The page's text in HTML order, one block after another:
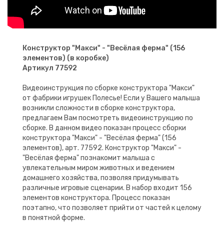
Конструктор "Макси" - "Весёлая ферма" (156
элементов) (в коробке)
Артикул 77592
Видеоинструкция по сборке конструктора "Макси"
от фабрики игрушек Полесье! Если у Вашего малыша
возникли сложности в сборке конструктора,
предлагаем Вам посмотреть видеоинструкцию по
сборке. В данном видео показан процесс сборки
конструктора "Макси" - "Весёлая ферма" (156
элементов), арт. 77592. Конструктор "Макси" -
"Весёлая ферма" познакомит малыша с
увлекательным миром животных и ведением
домашнего хозяйства, позволяя придумывать
различные игровые сценарии. В набор входит 156
элементов конструктора. Процесс показан
поэтапно, что позволяет прийти от частей к целому
в понятной форме.